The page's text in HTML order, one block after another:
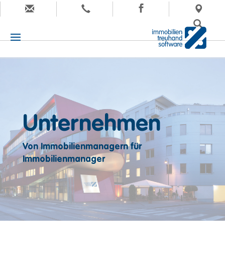
Unternehmen
Von Immobilienmanagern für
Immobilienmanager